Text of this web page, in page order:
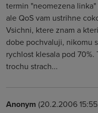
termin "neomezena
ale QoS vam ustrihne
Vsichni, ktere znam a
dobe pochvaluji, nikomu
rychlost klesala pod 70%.
trochu strach...
Anonym (20.2.2006